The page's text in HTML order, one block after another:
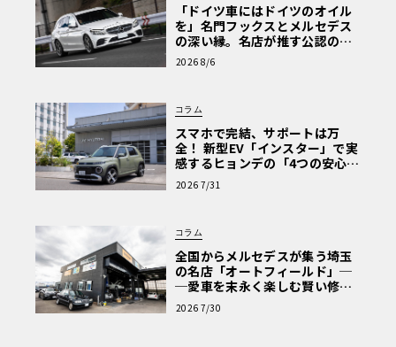
「ドイツ車にはドイツのオイル
を」名門フックスとメルセデス
の深い縁。名店が推す公認の安
心と、Cクラスで味わうシルキー
な走り〈PR〉
2026 8/6
コラム
スマホで完結、サポートは万
全！ 新型EV「インスター」で実
感するヒョンデの「4つの安心」
【第1回・ヒョンデ6つの疑問：
Why? Hyundai?】〈PR〉
2026 7/31
コラム
全国からメルセデスが集う埼玉
の名店「オートフィールド」─
─愛車を末永く楽しむ賢い修理
術と、プロがフックス製オイル
を選ぶ理由〈PR〉
2026 7/30